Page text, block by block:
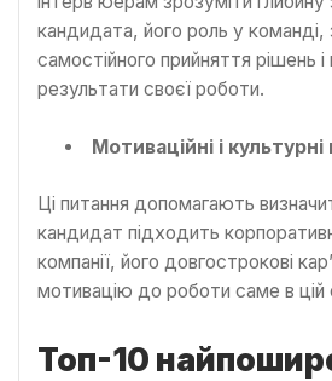
кандидата, його роль у команді,
самостійного прийняття рішень і
результати своєї роботи.
Мотиваційні і
Ці питання допомагають
кандидат підходить
компанії, його довгострокові
мотивацію до роботи саме в цій
Топ-10